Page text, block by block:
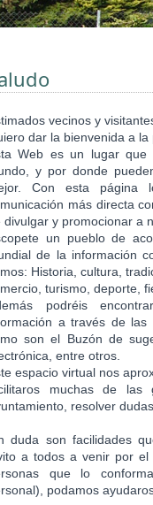
vecinos y
dar la bienvenida a
Web es un lugar
y por donde
Con esta página
más directa
divulgar y promocionar a
un pueblo de
de la información
Historia, cultura,
turismo, deporte,
podréis
a través de
son el Buzón de
entre otros.
espacio virtual nos
muchas de
resolver
duda son facilidades
a todos a venir por
que lo
podamos